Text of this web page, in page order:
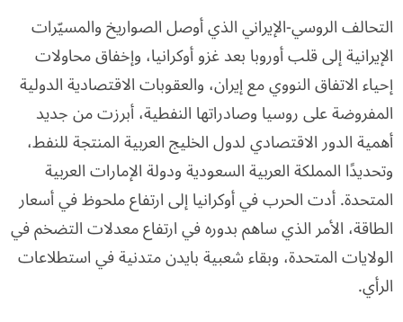
التحالف الروسي-الإيراني الذي أوصل الصواريخ والمسيّرات
الإيرانية إلى قلب أوروبا بعد غزو أوكرانيا، وإخفاق محاولات
إحياء الاتفاق النووي مع إيران، والعقوبات الاقتصادية الدولية
المفروضة على روسيا وصادراتها النفطية، أبرزت من جديد
أهمية الدور الاقتصادي لدول الخليج العربية المنتجة للنفط،
وتحديدًا المملكة العربية السعودية ودولة الإمارات العربية
المتحدة. أدت الحرب في أوكرانيا إلى ارتفاع ملحوظ في أسعار
الطاقة، الأمر الذي ساهم بدوره في ارتفاع معدلات التضخم في
الولايات المتحدة، وبقاء شعبية بايدن متدنية في استطلاعات
الرأي.